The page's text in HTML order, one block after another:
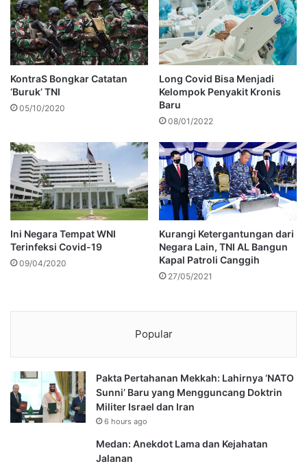
KontraS Bongkar Catatan
‘Buruk’ TNI
05/10/2020
Long Covid Bisa Menjadi
Kelompok Penyakit Kronis
Baru
08/01/2022
Ini Negara Tempat WNI
Terinfeksi Covid-19
09/04/2020
Kurangi Ketergantungan dari
Negara Lain, TNI AL Bangun
Kapal Patroli Canggih
27/05/2021
Popular
Pakta Pertahanan Mekkah: Lahirnya ‘NATO
Sunni’ Baru yang Mengguncang Doktrin
Militer Israel dan Iran
6 hours ago
Medan: Anekdot Lama dan Kejahatan
Jalanan